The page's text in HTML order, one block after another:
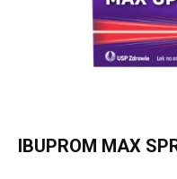
IBUPROM MAX